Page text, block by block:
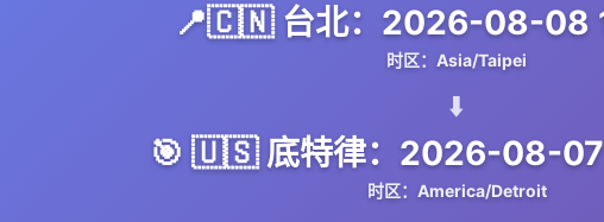
📍🇨🇳 台北：2026-08-08
时区：Asia/Taipei
⬇️
🎯 🇺🇸 底特律：2026-08-
时区：America/Detroit